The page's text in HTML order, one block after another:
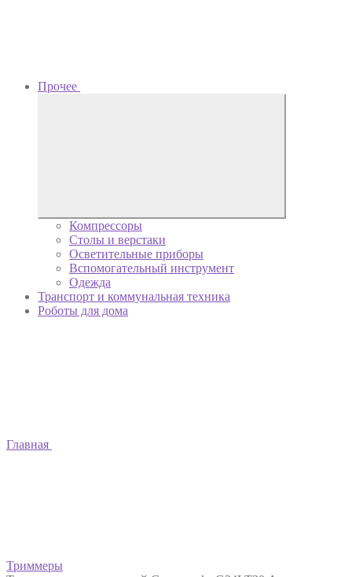
Прочее
Компрессоры
Столы и верстаки
Осветительные приборы
Вспомогательный инструмент
Одежда
Транспорт и коммунальная техника
Роботы для дома
Главная
Триммеры